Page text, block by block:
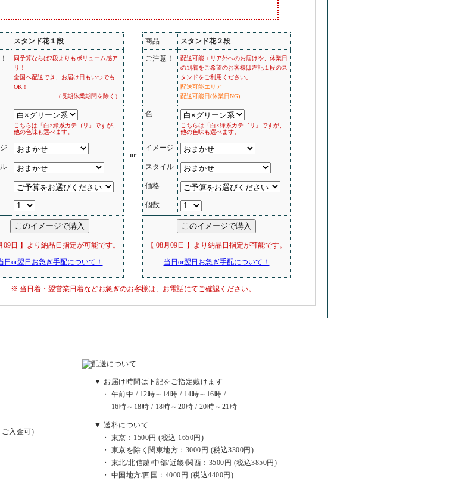
スタンド花１段
同予算ならば2段よりもボリューム感ア
リ！
全国へ配送でき、お届け日もいつでも
OK！
（長期休業期間を除く）
こちらは「白×緑系カテゴリ」ですが、
他の色味も選べます。
09日 】より納品日指定が可能です。
日or翌日お急ぎ手配について！
or
商品 スタンド花２段
ご注意！
配送可能エリア外へのお届けや、休業日
の到着をご希望のお客様は左記１段のス
タンドをご利用ください。
配送可能エリア
配送可能日(休業日NG)
色
こちらは「白×緑系カテゴリ」ですが、
他の色味も選べます。
イメージ
スタイル
価格
個数
【 08月09日 】より納品日指定が可能です。
当日or翌日お急ぎ手配について！
※ 当日着・翌営業日着などお急ぎのお客様は、お電話にてご確認ください。
入金可)
▼ お届け時間は下記をご指定戴けます
・ 午前中 / 12時～14時 / 14時～16時 /
16時～18時 / 18時～20時 / 20時～21時
▼ 送料について
・ 東京：1500円 (税込 1650円)
・ 東京を除く関東地方：3000円 (税込3300円)
・ 東北/北信越/中部/近畿/関西：3500円 (税込3850円)
・ 中国地方/四国：4000円 (税込4400円)